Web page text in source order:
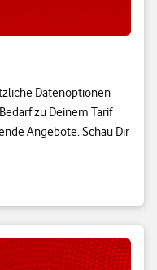
Datenoptionen
zu Deinem Tarif
Angebote. Schau Dir